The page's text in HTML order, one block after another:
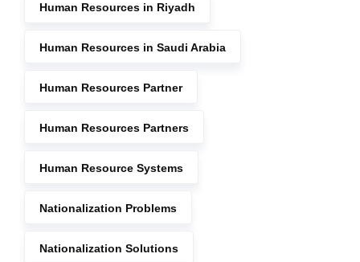
Human Resources in Riyadh
Human Resources in Saudi Arabia
Human Resources Partner
Human Resources Partners
Human Resource Systems
Nationalization Problems
Nationalization Solutions